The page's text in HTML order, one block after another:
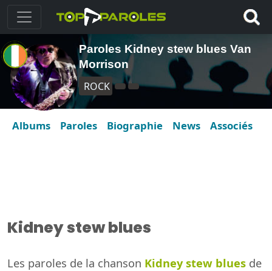
Paroles Kidney stew blues Van
Morrison
ROCK
Albums Paroles Biographie News Associés
Kidney stew blues
Les paroles de la chanson Kidney stew blues de